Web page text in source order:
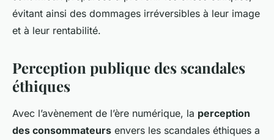
évitant ainsi des dommages irréversibles à leur image
et à leur rentabilité.
Perception publique des scandales
éthiques
Avec l’avènement de l’ère numérique, la perception
des consommateurs envers les scandales éthiques a